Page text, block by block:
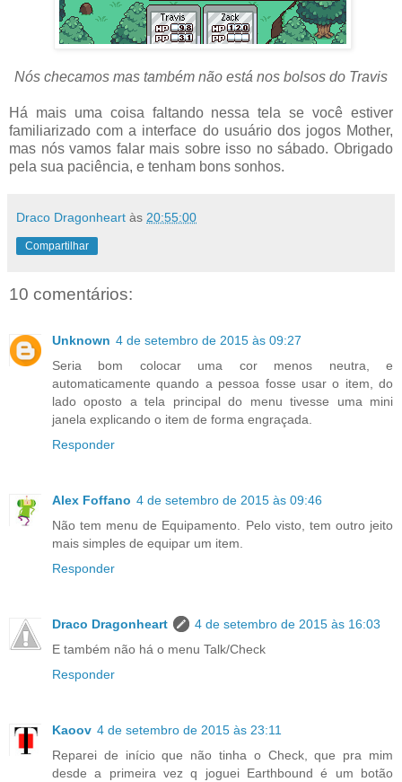
Nós checamos mas também não está nos bolsos do Travis
Há mais uma coisa faltando nessa tela se você estiver
familiarizado com a interface do usuário dos jogosMother,
mas nós vamos falar mais sobre isso no sábado. Obrigado
pela sua paciência, e tenham bons sonhos.
Draco Dragonheart às 20:55:00
Compartilhar
10 comentários:
Unknown 4 de setembro de 2015 às 09:27
Seria bom colocar uma cor menos neutra, e
automaticamente quando a pessoa fosse usar o item, do
lado oposto a tela principal do menu tivesse uma mini
janela explicando o item de forma engraçada.
Responder
Alex Foffano 4 de setembro de 2015 às 09:46
Não tem menu de Equipamento. Pelo visto, tem outro jeito
mais simples de equipar um item.
Responder
Draco Dragonheart
4 de setembro de 2015 às 16:03
E também não há o menu Talk/Check
Responder
Kaoov 4 de setembro de 2015 às 23:11
Reparei de início que não tinha o Check, que pra mim
desde a primeira vez q joguei Earthbound é um botão